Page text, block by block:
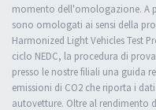
momento dell'omologazione. A
sono omologati ai sensi della
Harmonized Light Vehicles Test
ciclo NEDC, la procedura di
presso le nostre filiali una guida
emissioni di CO2 che riporta i
autovetture. Oltre al rendimento